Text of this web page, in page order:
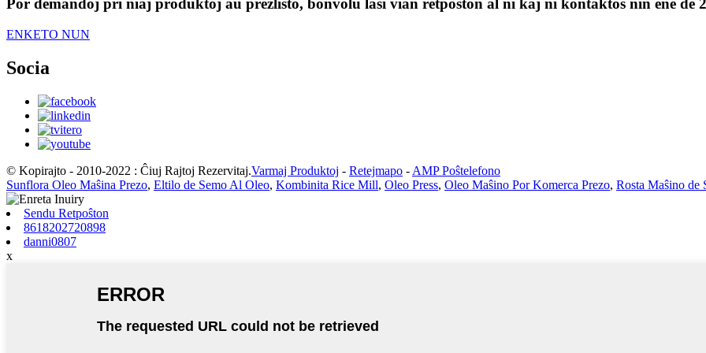
Por demandoj pri niaj produktoj aŭ prezlisto, bonvolu lasi vian retpoŝton al ni kaj ni kontaktos nin ene de
ENKETO NUN
Socia
© Kopirajto - 2010-2022 : Ĉiuj Rajtoj Rezervitaj.Varmaj Produktoj - Retejmapo - AMP Poŝtelefono
Sunflora Oleo Maŝina Prezo, Eltilo de Semo Al Oleo, Kombinita Rice Mill, Oleo Press, Oleo Maŝino Por Komerca Prezo, Rosta Maŝino de
Sendu Retpoŝton
8618202720898
danni0807
x